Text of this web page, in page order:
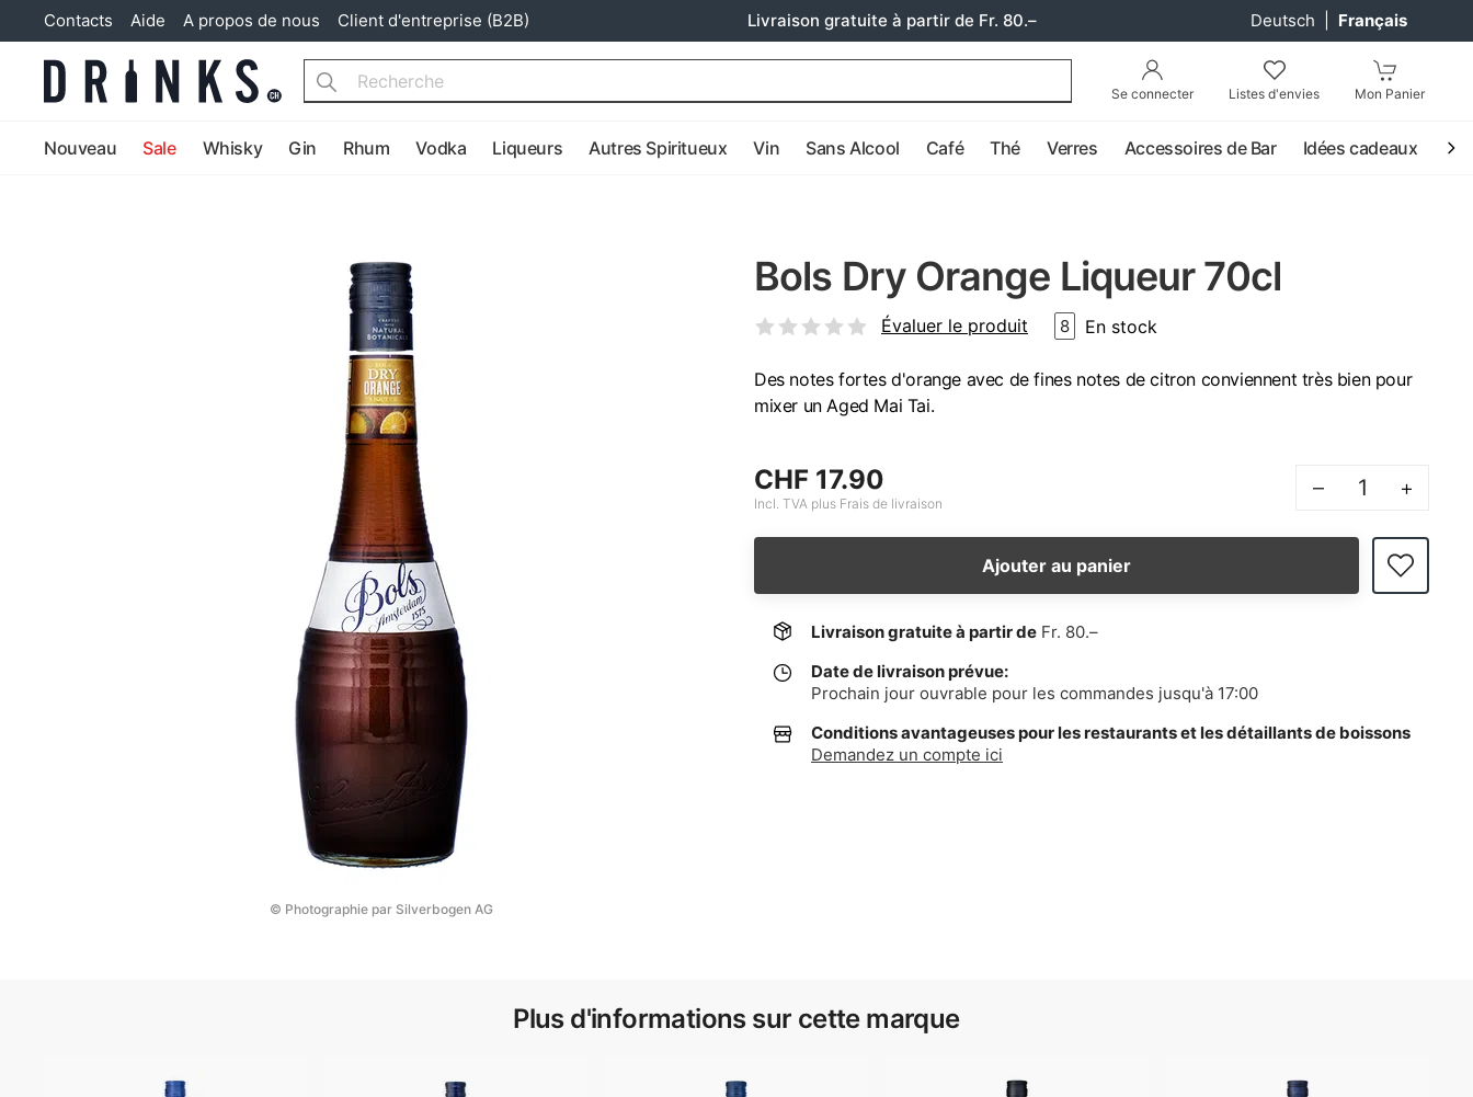
Contacts Aide A propos de nous Client d'entreprise (B2B) Livraison gratuite à partir de Fr. 80.– Deutsch Français
Se connecter Listes d'envies Mon Panier
Search
Nouveau Sale Whisky Gin Rhum Vodka Liqueurs Autres Spiritueux Vin Sans Alcool Café Thé Verres Accessoires de Bar Idées cadeaux
© Photographie par Silverbogen AG
Bols Dry Orange Liqueur 70cl
Évaluer le produit 8 En stock
Des notes fortes d'orange avec de fines notes de citron conviennent très bien pour
mixer un Aged Mai Tai.
CHF 17.90
Incl. TVA plus Frais de livraison
– +
Ajouter au panier
Livraison gratuite à partir de Fr. 80.–
Date de livraison prévue:
Prochain jour ouvrable pour les commandes jusqu'à 17:00
Conditions avantageuses pour les restaurants et les détaillants de boissons
Demandez un compte ici
Plus d'informations sur cette marque